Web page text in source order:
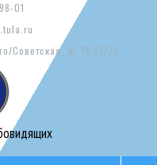
01
Советская, д. 15-17/73